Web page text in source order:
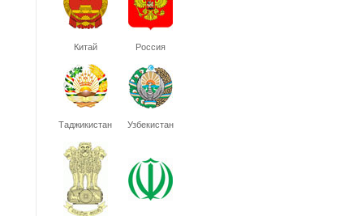
Китай Россия
Таджикистан Узбекистан